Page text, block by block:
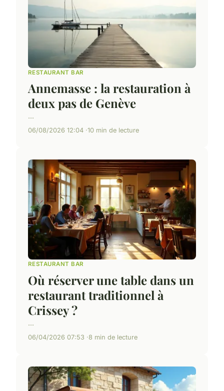
RESTAURANT BAR
Annemasse : la restauration à
deux pas de Genève
...
06/08/2026 12:04 10 min de lecture
RESTAURANT BAR
Où réserver une table dans un
restaurant traditionnel à
Crissey ?
...
06/04/2026 07:53 8 min de lecture